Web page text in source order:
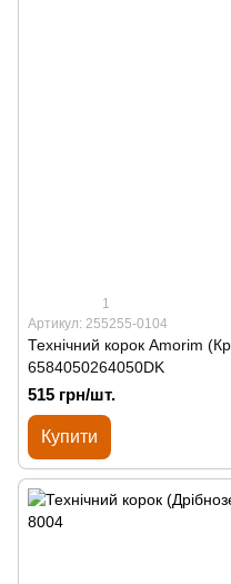
1
Артикул: 255255-0104
Технічний корок Amorim
6584050264050DK
515 грн/шт.
Купити